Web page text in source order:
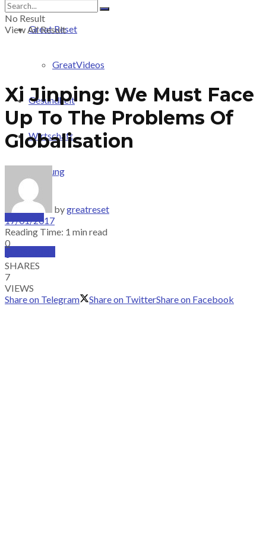
Great Reset
GreatVideos
Gesundheit
Wirtschaft
Meinung
PRICING
SUBSCRIBE
No Result
View All Result
Xi Jinping: We Must Face
Up To The Problems Of
Globalisation
bygreatreset
17/01/2017
Reading Time: 1 min read
0
SHARES
7
VIEWS
Share on Telegram
Share on TwitterShare on Facebook